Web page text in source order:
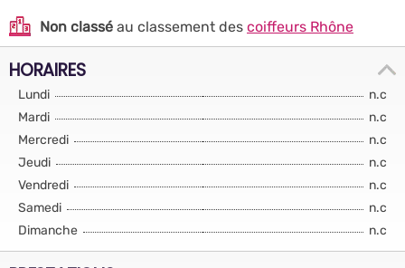
Non classé au classement des coiffeurs Rhône
HORAIRES
Lundi
n.c
Mardi
n.c
Mercredi
n.c
Jeudi
n.c
Vendredi
n.c
Samedi
n.c
Dimanche
n.c